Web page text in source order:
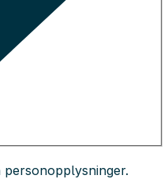
personopplysninger.